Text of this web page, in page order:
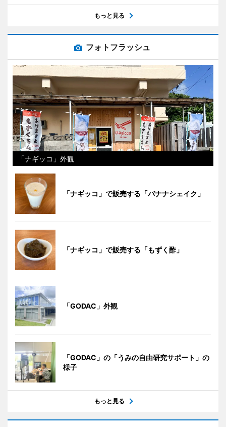
もっと見る
フォトフラッシュ
「ナギッコ」外観
「ナギッコ」で販売する「バナナシェイク」
「ナギッコ」で販売する「もずく酢」
「GODAC」外観
「GODAC」の「うみの自由研究サポート」の
様子
もっと見る